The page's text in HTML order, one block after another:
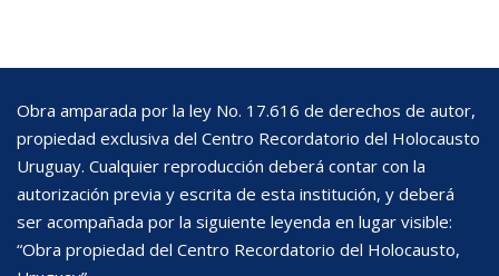
Obra amparada por la ley No. 17.616 de derechos de autor,
propiedad exclusiva del Centro Recordatorio del Holocausto
Uruguay. Cualquier reproducción deberá contar con la
autorización previa y escrita de esta institución, y deberá
ser acompañada por la siguiente leyenda en lugar visible:
“Obra propiedad del Centro Recordatorio del Holocausto,